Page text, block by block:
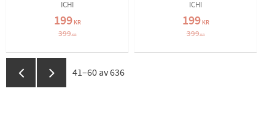
ICHI
199KR
399KR
ICHI
199KR
399KR
41–60 av636